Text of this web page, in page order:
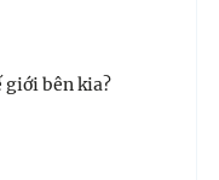
giới bên kia?